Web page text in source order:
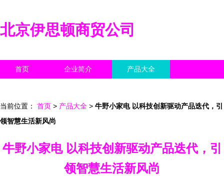
北京伊思顿商贸公司
首页 企业简介 产品大全
当前位置： 首页 > 产品大全 > 牛野小家电 以科技创新驱动产品迭代，引
领智慧生活新风尚
牛野小家电 以科技创新驱动产品迭代，引
领智慧生活新风尚